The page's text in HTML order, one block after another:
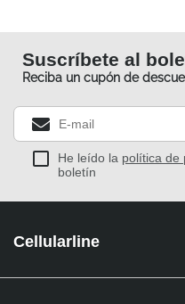
Suscríbete al
Reciba un cupón de
He leído la política de
boletín
Cellularline